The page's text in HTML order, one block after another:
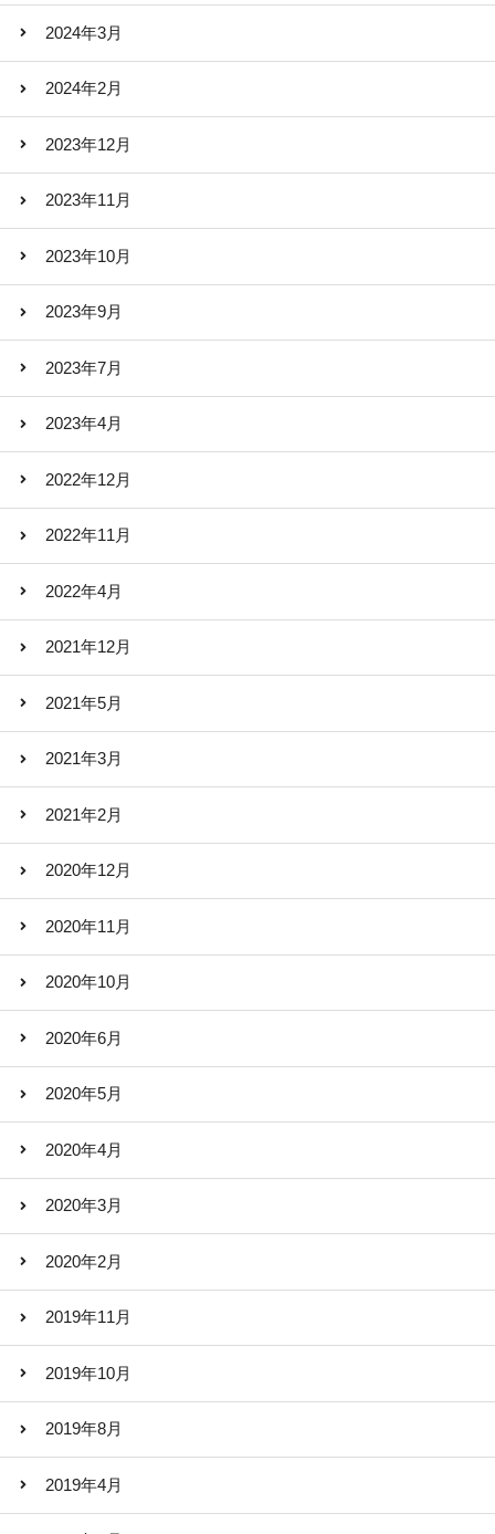
2024年3月
2024年2月
2023年12月
2023年11月
2023年10月
2023年9月
2023年7月
2023年4月
2022年12月
2022年11月
2022年4月
2021年12月
2021年5月
2021年3月
2021年2月
2020年12月
2020年11月
2020年10月
2020年6月
2020年5月
2020年4月
2020年3月
2020年2月
2019年11月
2019年10月
2019年8月
2019年4月